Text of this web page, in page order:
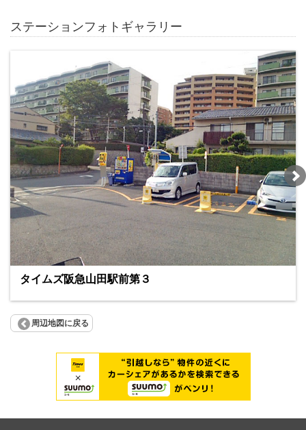
ステーションフォトギャラリー
タイムズ阪急山田駅前第３
周辺地図に戻る